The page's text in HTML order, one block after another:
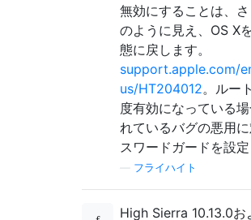
無効にすることは、
のように見え、OS X
態に戻します。
support.apple.com/
us/HT204012。ルー
度有効になっている
れているバグの悪用
スワードガードを設
フライハイト
High Sierra 10.13.0お